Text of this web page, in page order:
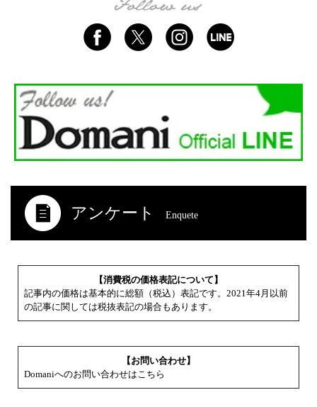
アンケート Enquete
【消費税の価格表記について】
記事内の価格は基本的に総額（税込）表記です。2021年4月以前
の記事に関しては税抜表記の場合もあります。
【お問い合わせ】
Domaniへのお問い合わせはこちら